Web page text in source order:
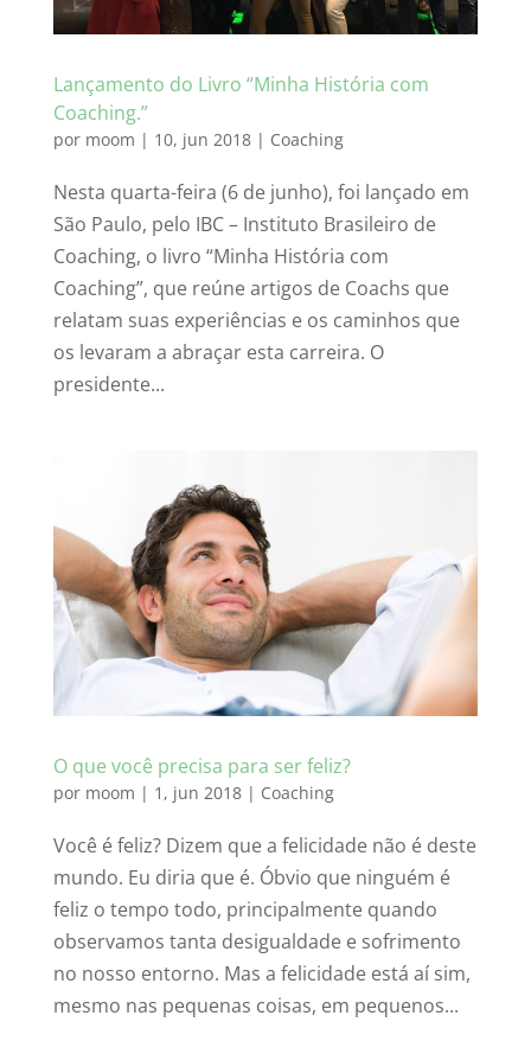
Lançamento do Livro “Minha História com
Coaching.”
por moom | 10, jun 2018| Coaching
Nesta quarta-feira (6 de junho), foi lançado em
São Paulo, pelo IBC – Instituto Brasileiro de
Coaching, o livro “Minha História com
Coaching”, que reúne artigos de Coachs que
relatam suas experiências e os caminhos que
os levaram a abraçar esta carreira. O
presidente...
O que você precisa para ser feliz?
por moom | 1, jun 2018| Coaching
Você é feliz? Dizem que a felicidade não é deste
mundo. Eu diria que é. Óbvio que ninguém é
feliz o tempo todo, principalmente quando
observamos tanta desigualdade e sofrimento
no nosso entorno. Mas a felicidade está aí sim,
mesmo nas pequenas coisas, em pequenos...